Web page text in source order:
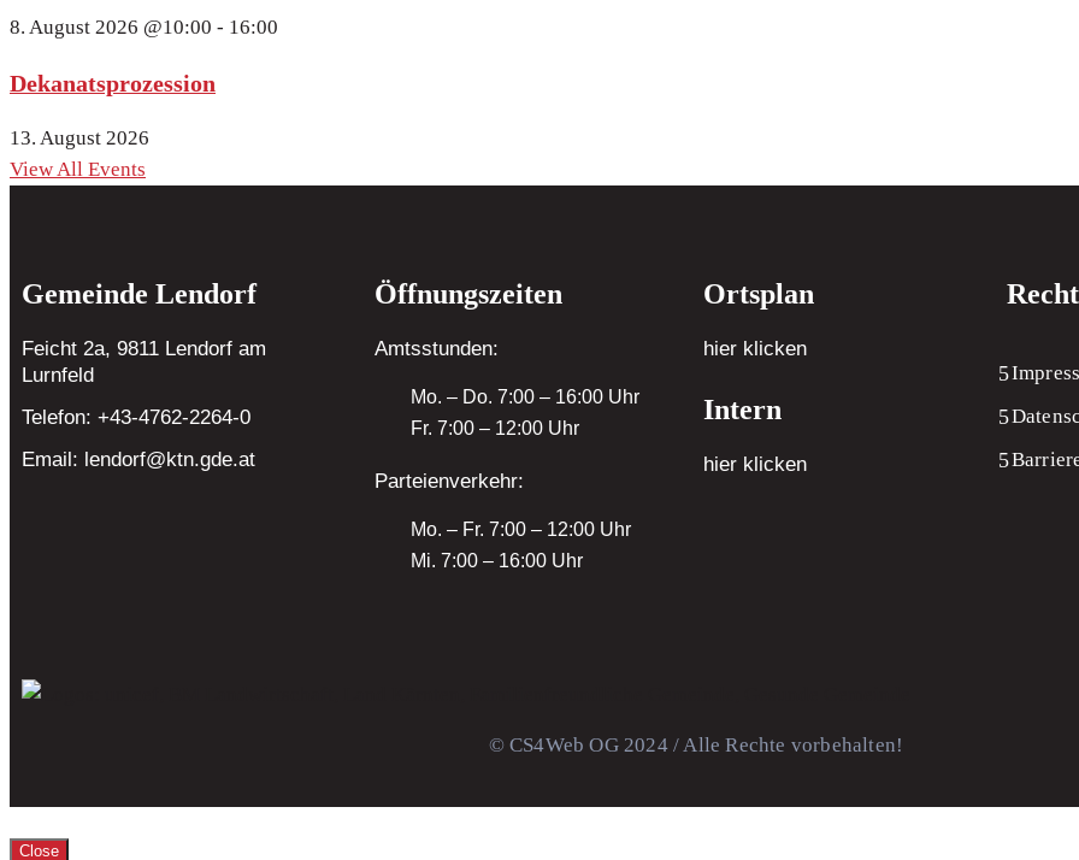
8. August 2026 @10:00 - 16:00
Dekanatsprozession
13. August 2026
View All Events
Gemeinde Lendorf
Feicht 2a, 9811 Lendorf am
Lurnfeld
Telefon: +43-4762-2264-0
Email: lendorf@ktn.gde.at
Öffnungszeiten
Amtsstunden:
Mo. – Do. 7:00 – 16:00 Uhr
Fr. 7:00 – 12:00 Uhr
Parteienverkehr:
Mo. – Fr. 7:00 – 12:00 Uhr
Mi. 7:00 – 16:00 Uhr
Ortsplan
hier klicken
Intern
hier klicken
© CS4Web OG 2024 / Alle Rechte vorbehalten!
Close